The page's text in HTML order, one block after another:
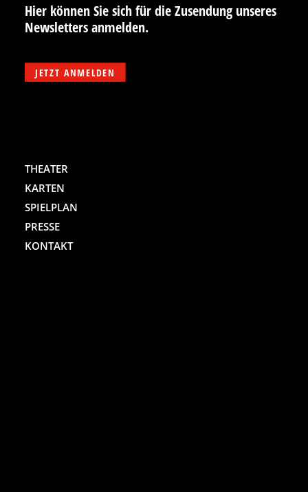
Hier können Sie sich für die Zusendung unseres
Newsletters anmelden.
JETZT ANMELDEN
THEATER
KARTEN
SPIELPLAN
PRESSE
KONTAKT